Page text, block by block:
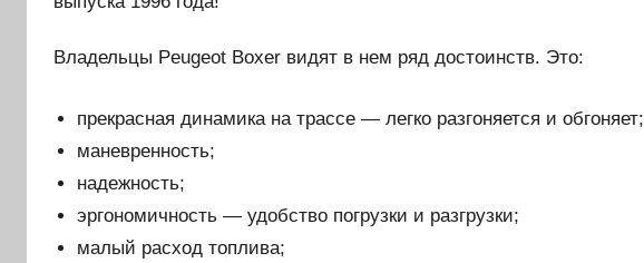
Владельцы Peugeot Boxer видят в нем ряд достоинств. Это:
прекрасная динамика на трассе — легко разгоняется и обгоняет;
маневренность;
надежность;
эргономичность — удобство погрузки и разгрузки;
малый расход топлива;